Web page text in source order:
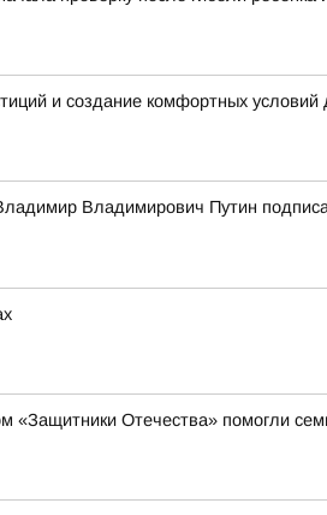
и создание комфортных
Владимирович Путин
Отечества» помогли